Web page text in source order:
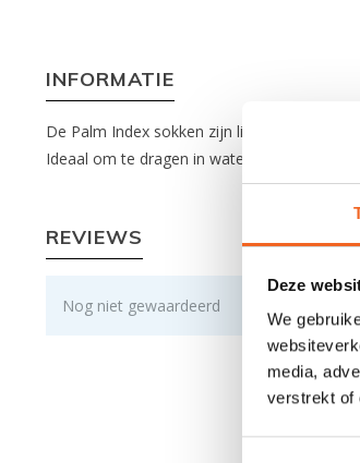
Deze
We
media,
verstrekt of
INFORMATIE
De Palm Index sokken zijn licht van
Ideaal om te dragen in waterschoenen of
REVIEWS
Nog niet gewaardeerd